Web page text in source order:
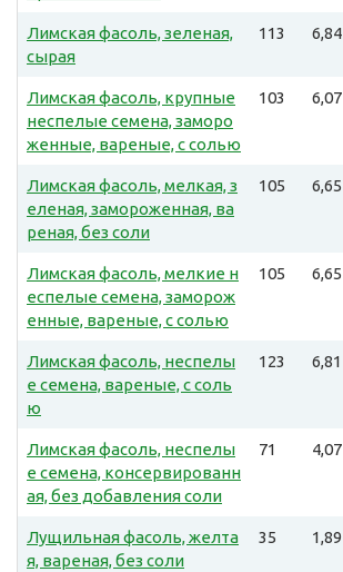
Лимская фасоль, зеленая,
сырая
113 6,84
Лимская фасоль, крупные
неспелые семена, заморо
женные, вареные, с солью
103 6,07
Лимская фасоль, мелкая, з
еленая, замороженная, ва
реная, без соли
105 6,65
Лимская фасоль, мелкие н
еспелые семена, заморож
енные, вареные, с солью
105 6,65
Лимская фасоль, неспелы
е семена, вареные, с соль
ю
123 6,81
Лимская фасоль, неспелы
е семена, консервированн
ая, без добавления соли
71 4,07
Лущильная фасоль, желта
я, вареная, без соли
35 1,89